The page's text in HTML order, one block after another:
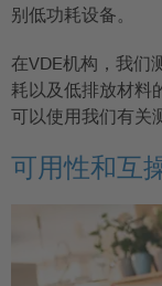
别低功耗设备。
在VDE机构，我们
耗以及低排放材料
可以使用我们有关
可用性和互